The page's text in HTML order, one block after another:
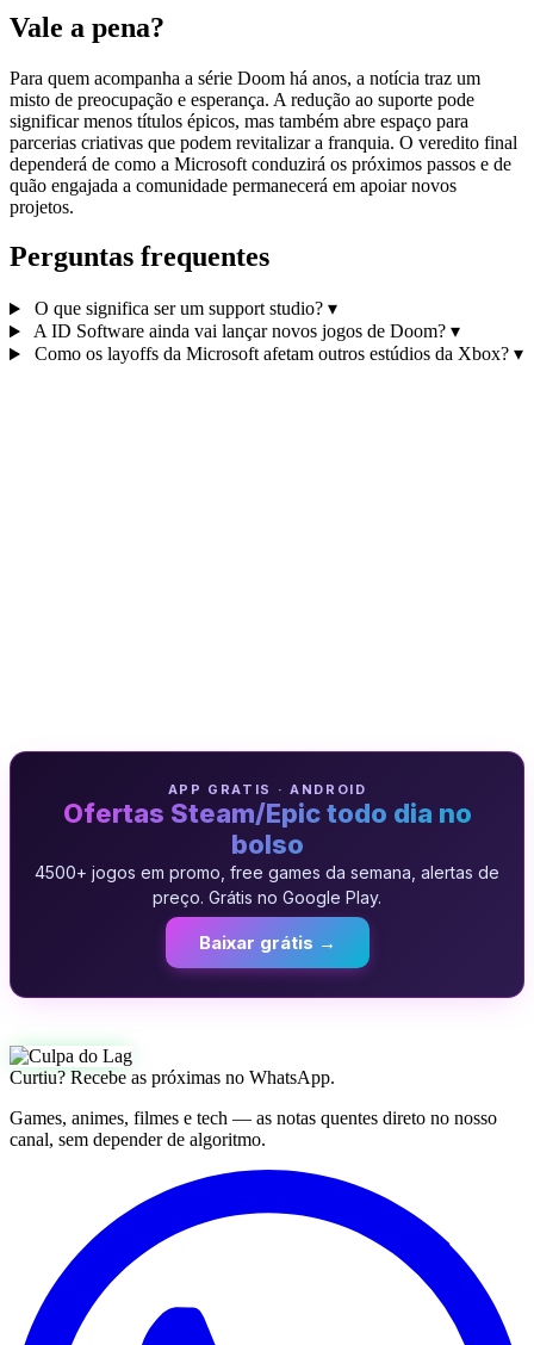
Vale a pena?
Para quem acompanha a série Doom há anos, a notícia traz um
misto de preocupação e esperança. A redução ao suporte pode
significar menos títulos épicos, mas também abre espaço para
parcerias criativas que podem revitalizar a franquia. O veredito final
dependerá de como a Microsoft conduzirá os próximos passos e de
quão engajada a comunidade permanecerá em apoiar novos
projetos.
Perguntas frequentes
O que significa ser um support studio? ▾
A ID Software ainda vai lançar novos jogos de Doom? ▾
Como os layoffs da Microsoft afetam outros estúdios da Xbox? ▾
APP GRATIS · ANDROID
Ofertas Steam/Epic todo dia no
bolso
4500+ jogos em promo, free games da semana, alertas de
preço. Grátis no Google Play.
Baixar grátis →
Curtiu? Recebe as próximas no WhatsApp.
Games, animes, filmes e tech — as notas quentes direto no nosso
canal, sem depender de algoritmo.